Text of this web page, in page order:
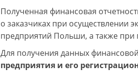
Полученная финансовая
о заказчиках при осуществлении
предприятий Польши, а также
Для получения данных
предприятия и его